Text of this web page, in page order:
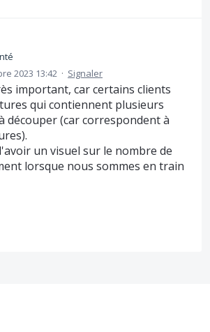
2023 13:42 · Signaler
important, car certains clients
qui contiennent plusieurs
découper (car correspondent à
un visuel sur le nombre de
lorsque nous sommes en train